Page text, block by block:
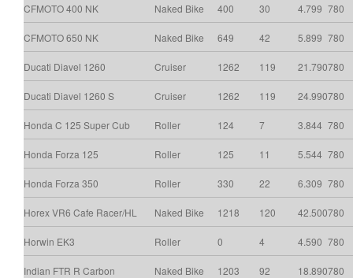
CFMOTO 400 NK Naked Bike 400 30 4.799 780
CFMOTO 650 NK Naked Bike 649 42 5.899 780
Ducati Diavel 1260 Cruiser 1262 119 21.790780
Ducati Diavel 1260 S Cruiser 1262 119 24.990780
Honda C 125 Super Cub Roller 124 7 3.844 780
Honda Forza 125 Roller 125 11 5.544 780
Honda Forza 350 Roller 330 22 6.309 780
Horex VR6 Cafe Racer/HL Naked Bike 1218 120 42.500780
Horwin EK3 Roller 0 4 4.590 780
Indian FTR R Carbon Naked Bike 1203 92 18.890780